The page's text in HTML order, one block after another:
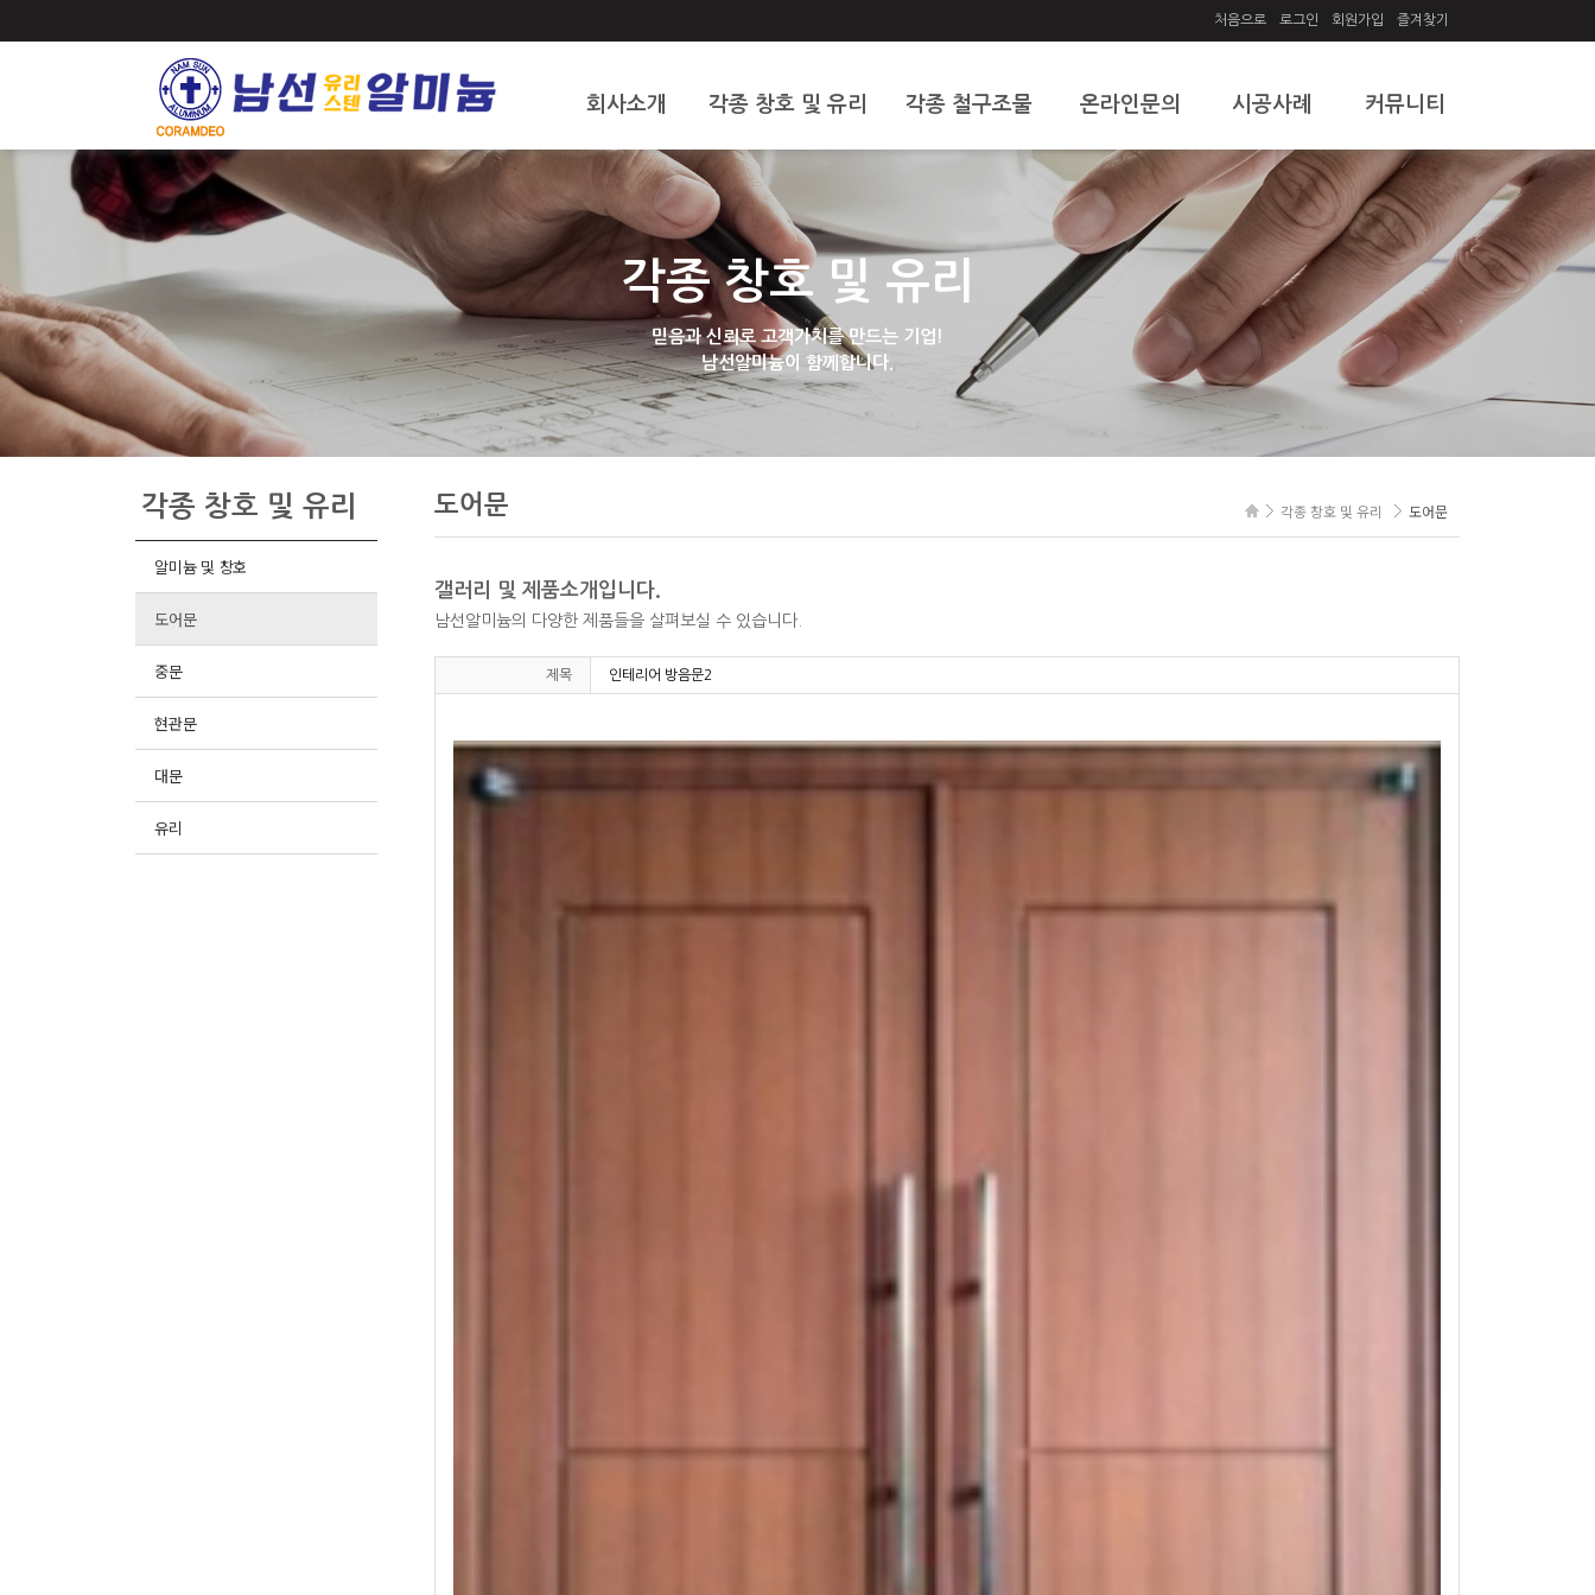
처음으로 로그인 회원가입 즐겨찾기
회사소개
인사말
오시는 길
각종 창호 및 유리
알미늄 및 창호
도어문
중문
현관문
대문
각종 철구조물 온라인문의
온라인문의
시공사례
시공사례
커뮤니티
공지사항
질문과답변
자유게시판
각종 창호 및 유리
믿음과 신뢰로 고객가치를 만드는 기업!
남선알미늄이 함께합니다.
각종 창호 및 유리
알미늄 및 창호
도어문
중문
현관문
대문
유리
각종 창호 및 유리 도어문
도어문
갤러리 및 제품소개입니다.
남선알미늄의 다양한 제품들을 살펴보실 수 있습니다.
제목 인테리어 방음문2